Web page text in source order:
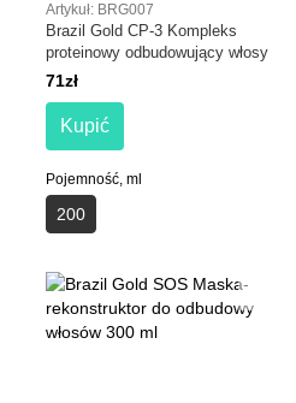
Artykuł: BRG007
Brazil Gold CP-3 Kompleks
proteinowy odbudowujący włosy
71zł
Kupić
Pojemność, ml
200